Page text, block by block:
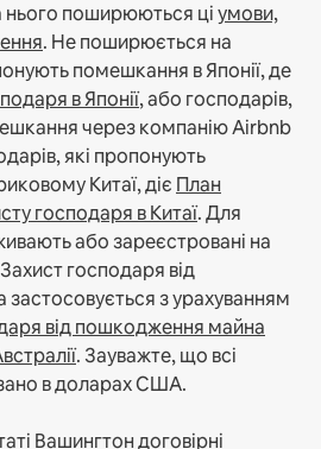
нього поширюються ціумови,
. Не поширюється на
помешкання в Японії, де
в Японії, або господарів,
через компанію Airbnb
які пропонують
Китаї, діє План
господаря в Китаї.Для
або зареєстровані на
господаря від
з урахуванням
від пошкодження майна
. Зауважте, що всі
в доларах США.
Вашингтон договірні